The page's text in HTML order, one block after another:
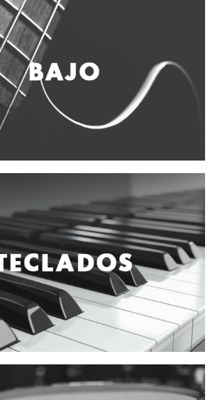
de viento
cuidado